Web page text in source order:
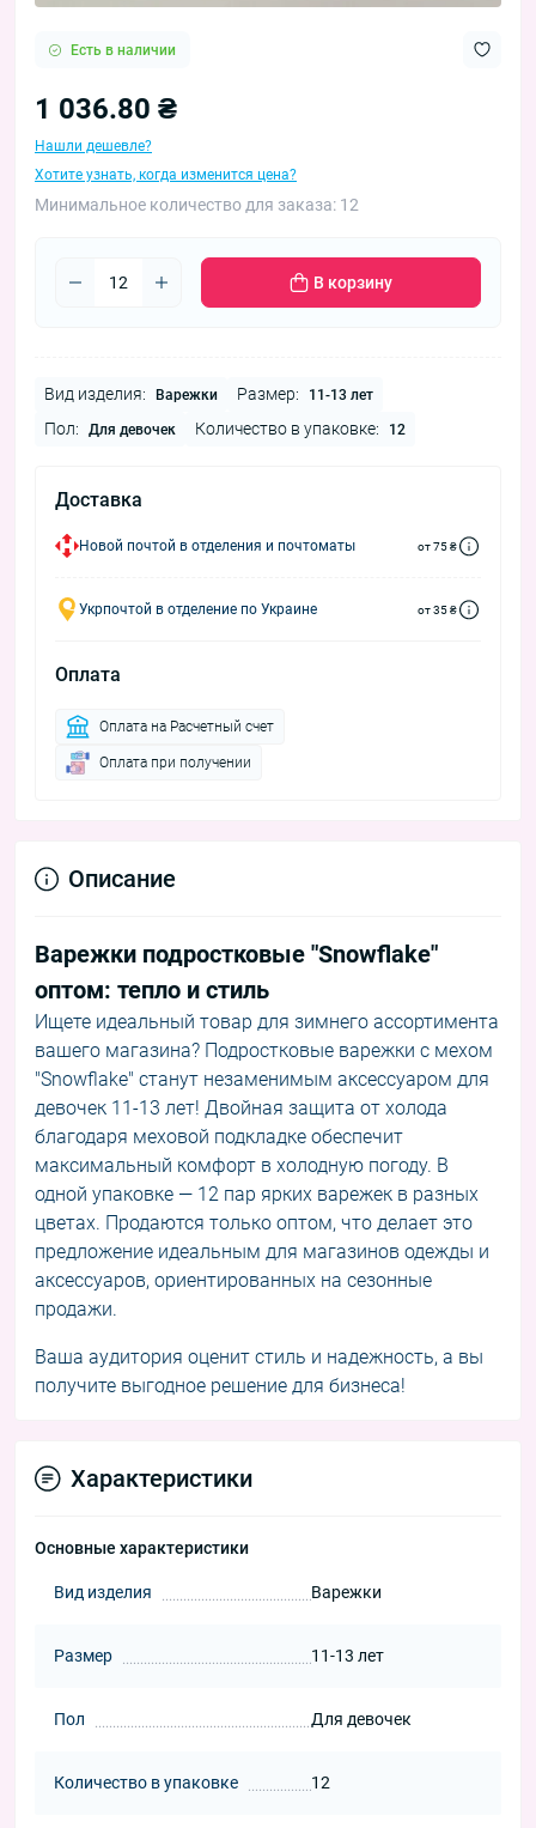
Есть в наличии
1 036.80 ₴
Нашли дешевле?
Хотите узнать, когда изменится цена?
Минимальное количество для заказа: 12
В корзину
Вид изделия: Варежки Размер: 11-13 лет
Пол: Для девочек Количество в упаковке: 12
Доставка
Новой почтой в отделения и почтоматы от 75 ₴
Укрпочтой в отделение по Украине от 35 ₴
Оплата
Оплата на Расчетный счет
Оплата при получении
Описание
Варежки подростковые "Snowflake"
оптом: тепло и стиль
Ищете идеальный товар для зимнего ассортимента
вашего магазина? Подростковые варежки с мехом
"Snowflake" станут незаменимым аксессуаром для
девочек 11-13 лет! Двойная защита от холода
благодаря меховой подкладке обеспечит
максимальный комфорт в холодную погоду. В
одной упаковке — 12 пар ярких варежек в разных
цветах. Продаются только оптом, что делает это
предложение идеальным для магазинов одежды и
аксессуаров, ориентированных на сезонные
продажи.
Ваша аудитория оценит стиль и надежность, а вы
получите выгодное решение для бизнеса!
Характеристики
Основные характеристики
Вид изделия Варежки
Размер 11-13 лет
Пол Для девочек
Количество в упаковке 12